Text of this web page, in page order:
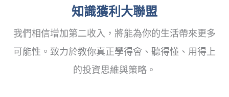
知識獲利大聯盟
我們相信增加第二收入，將能為你的生活帶來更多
可能性。致力於教你真正學得會、聽得懂、用得上
的投資思維與策略。